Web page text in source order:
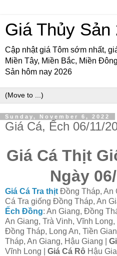
Giá Thủy Sản
Cập nhật giá Tôm sớm nhất,
Miền Tây, Miền Bắc, Miền
Sản hôm nay 2026
Sunday, November 6, 2022
Giá Cá, Ếch 06/11/
Giá Cá Thịt
Ngày
Giá Cá Tra thịt Đồng Tháp, An
Cá Tra giống Đồng Tháp, An
Ếch Đồng: An Giang, Đồng
An Giang, Trà Vinh, Vĩnh Long,
Đồng Tháp, Long An, Tiền
Tháp, An Giang, Hậu Giang |
Vĩnh Long | Giá Cá Rô Hậu